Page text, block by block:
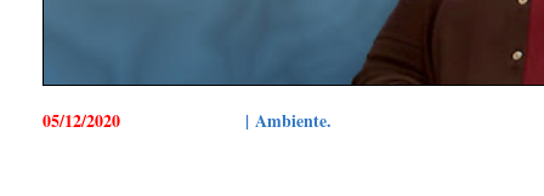
05/12/2020 | Ambiente.